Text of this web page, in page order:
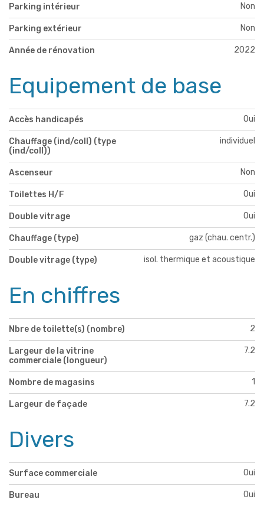
Parking intérieur Non
Parking extérieur Non
Année de rénovation 2022
Equipement de base
Accès handicapés Oui
Chauffage (ind/coll) (type
(ind/coll))
individuel
Ascenseur Non
Toilettes H/F Oui
Double vitrage Oui
Chauffage (type) gaz (chau. centr.)
Double vitrage (type) isol. thermique et acoustique
En chiffres
Nbre de toilette(s) (nombre) 2
Largeur de la vitrine
commerciale (longueur)
7.2
Nombre de magasins 1
Largeur de façade 7.2
Divers
Surface commerciale Oui
Bureau Oui